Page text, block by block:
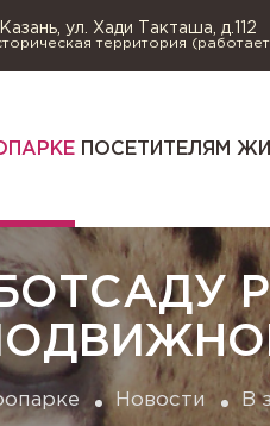
Казань, ул. Хади Такташа, д.112
территория
ПОСЕТИТЕЛЯМ
Новости В